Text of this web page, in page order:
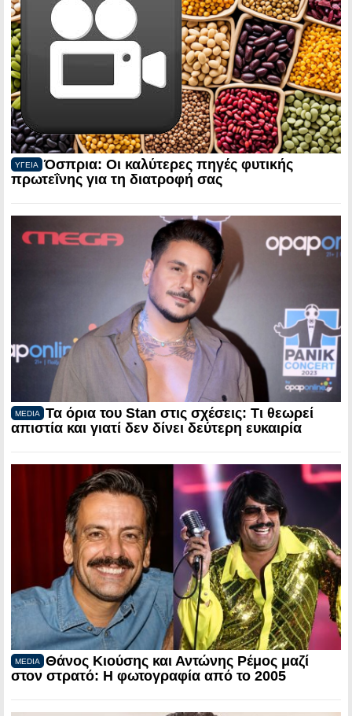
ΥΓΕΙΑ
Όσπρια: Οι καλύτερες πηγές φυτικής
πρωτεΐνης για τη διατροφή σας
MEDIA
Τα όρια του Stan στις σχέσεις: Τι θεωρεί
απιστία και γιατί δεν δίνει δεύτερη ευκαιρία
MEDIA
Θάνος Κιούσης και Αντώνης Ρέμος μαζί
στον στρατό: Η φωτογραφία από το 2005